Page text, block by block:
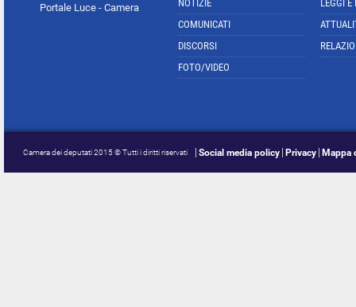
Portale Luce - Camera
NOTIZIE
COMUNICATI
DISCORSI
FOTO/VIDEO
LEGGI E
Camera dei deputati 2015 © Tutti i diritti riservati Social media policy Privacy Mappa